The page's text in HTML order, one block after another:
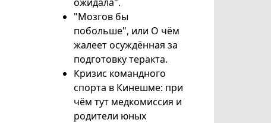
"Мозгов бы
побольше", или О чём
жалеет осуждённая за
подготовку теракта.
Кризис командного
спорта в Кинешме: при
чём тут медкомиссия и
родители юных